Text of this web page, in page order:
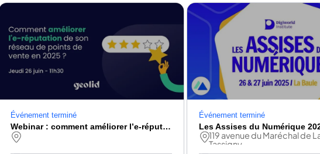
Événement terminé
Webinar : comment améliorer l’e-réputation de son réseau de points de vente en 2025 ?
Événement terminé
Les Assises du Numérique
119 avenue du Maréchal de
Tassigny